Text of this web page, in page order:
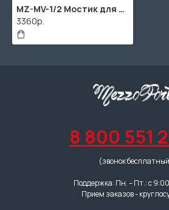
MZ-MV-1/2 Мостик для скрипки размером 1/2, MEZZO
3360р.
8 800 551
(звонок
Поддержка: Пн. – Пт.: с
Прием заказов -